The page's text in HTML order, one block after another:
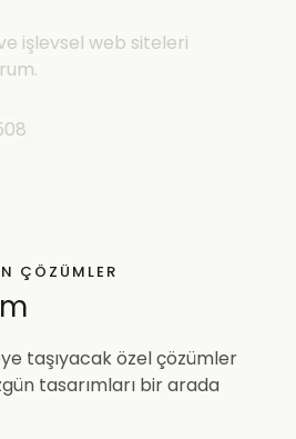
işlevsel web siteleri
ÇÖZÜMLER
taşıyacak özel çözümler
tasarımları bir arada